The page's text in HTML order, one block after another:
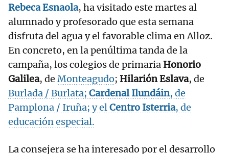
Rebeca Esnaola, ha visitado este martes al
alumnado y profesorado que esta semana
disfruta del agua y el favorable clima en Alloz.
En concreto, en la penúltima tanda de la
campaña, los colegios de primaria Honorio
Galilea, de Monteagudo; Hilarión Eslava, de
Burlada / Burlata; Cardenal Ilundáin, de
Pamplona / Iruña; y elCentro Isterria, de
educación especial.
La consejera se ha interesado por el desarrollo